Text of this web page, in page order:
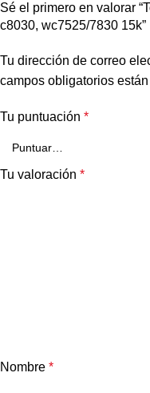
Sé el primero en valorar
c8030, wc7525/7830 15k”
Tu dirección de correo
campos obligatorios
Tu puntuación *
Tu valoración *
Nombre *